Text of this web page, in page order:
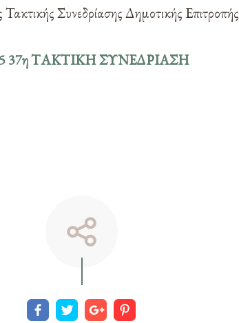
Συνεδρίασης Δημοτικής Επιτροπής
37η ΤΑΚΤΙΚΗ ΣΥΝΕΔΡΙΑΣΗ